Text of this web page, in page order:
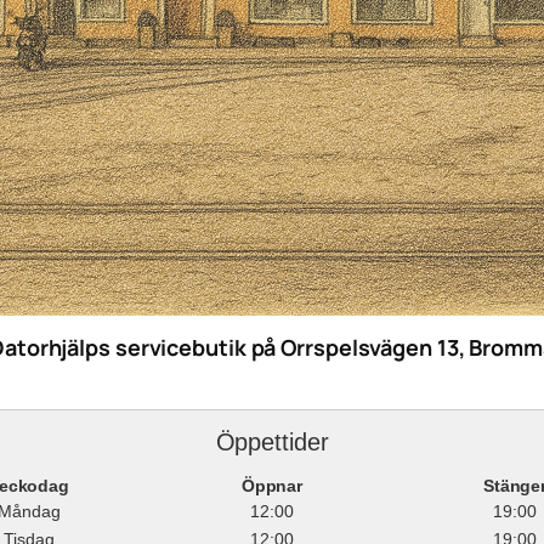
servicebutik på Orrspelsvägen 13,
Öppettider
Öppnar
12:00
19:00
Tisdag
12:00 19:00